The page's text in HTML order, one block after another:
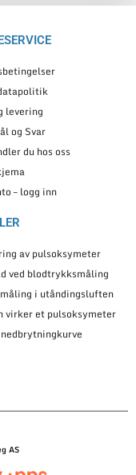
levering
og Svar
du hos oss
– logg inn
av pulsoksymeter
ved blodtrykksmåling
i utåndingsluften
virker et pulsoksymeter
AS